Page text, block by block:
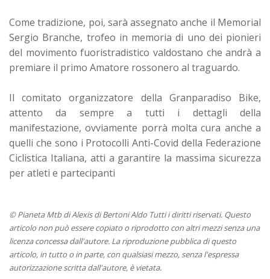
Come tradizione, poi, sarà assegnato anche il Memorial
Sergio Branche, trofeo in memoria di uno dei pionieri
del movimento fuoristradistico valdostano che andrà a
premiare il primo Amatore rossonero al traguardo.
Il comitato organizzatore della Granparadiso Bike,
attento da sempre a tutti i dettagli della
manifestazione, ovviamente porrà molta cura anche a
quelli che sono i Protocolli Anti-Covid della Federazione
Ciclistica Italiana, atti a garantire la massima sicurezza
per atleti e partecipanti
© Pianeta Mtb di Alexis di Bertoni Aldo Tutti i diritti riservati. Questo
articolo non può essere copiato o riprodotto con altri mezzi senza una
licenza concessa dall'autore. La riproduzione pubblica di questo
articolo, in tutto o in parte, con qualsiasi mezzo, senza l'espressa
autorizzazione scritta dall'autore, è vietata.